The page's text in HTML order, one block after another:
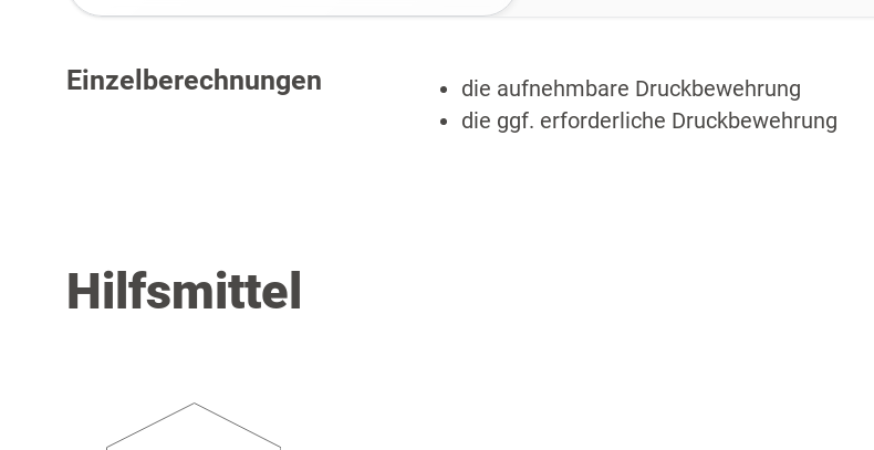
Einzelberechnungen
die aufnehmbare Druckbewehrung
die ggf. erforderliche Druckbewehrung
Hilfsmittel